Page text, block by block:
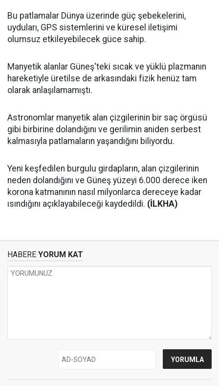
Bu patlamalar Dünya üzerinde güç şebekelerini,
uyduları, GPS sistemlerini ve küresel iletişimi
olumsuz etkileyebilecek güce sahip.
Manyetik alanlar Güneş'teki sıcak ve yüklü plazmanın
hareketiyle üretilse de arkasındaki fizik henüz tam
olarak anlaşılamamıştı.
Astronomlar manyetik alan çizgilerinin bir saç örgüsü
gibi birbirine dolandığını ve gerilimin aniden serbest
kalmasıyla patlamaların yaşandığını biliyordu.
Yeni keşfedilen burgulu girdapların, alan çizgilerinin
neden dolandığını ve Güneş yüzeyi 6.000 derece iken
korona katmanının nasıl milyonlarca dereceye kadar
ısındığını açıklayabileceği kaydedildi. (İLKHA)
HABERE YORUM KAT